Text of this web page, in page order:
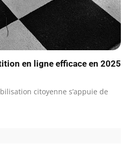
en ligne efficace en 2025
citoyenne s’appuie de